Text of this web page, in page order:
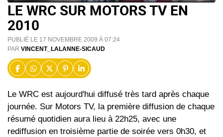
LE WRC SUR MOTORS TV EN
2010
PUBLIÉ LE 17 NOVEMBRE 2009 À 07:24
PAR VINCENT_LALANNE-SICAUD
Le WRC est aujourd'hui diffusé très tard après chaque
journée. Sur Motors TV, la première diffusion de chaque
résumé quotidien aura lieu à 22h25, avec une
rediffusion en troisième partie de soirée vers 0h30, et